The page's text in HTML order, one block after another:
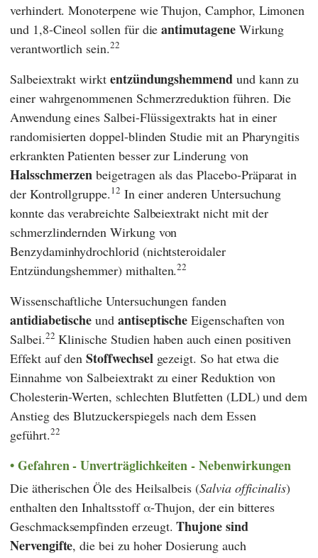
verhindert. Monoterpene wie Thujon, Camphor, Limonen
und 1,8-Cineol sollen für dieantimutagene Wirkung
verantwortlich sein.22
Salbeiextrakt wirkt entzündungshemmend und kann zu
einer wahrgenommenen Schmerzreduktion führen. Die
Anwendung eines Salbei-Flüssigextrakts hat in einer
randomisierten doppel-blinden Studie mit an Pharyngitis
erkrankten Patienten besser zur Linderung von
Halsschmerzenbeigetragen als das Placebo-Präparat in
der Kontrollgruppe.12 In einer anderen Untersuchung
konnte das verabreichte Salbeiextrakt nicht mit der
schmerzlindernden Wirkung von
Benzydaminhydrochlorid (nichtsteroidaler
Entzündungshemmer) mithalten.22
Wissenschaftliche Untersuchungen fanden
antidiabetischeund antiseptischeEigenschaften von
Salbei.22 Klinische Studien haben auch einen positiven
Effekt auf denStoffwechsel gezeigt. So hat etwa die
Einnahme von Salbeiextrakt zu einer Reduktion von
Cholesterin-Werten, schlechten Blutfetten (LDL) und dem
Anstieg des Blutzuckerspiegels nach dem Essen
geführt.22
Gefahren - Unverträglichkeiten - Nebenwirkungen
Die ätherischen Öle des Heilsalbeis (Salvia officinalis)
enthalten den Inhaltsstoff α-Thujon, der ein bitteres
Geschmacksempfinden erzeugt.Thujone sind
Nervengifte, die bei zu hoher Dosierung auch